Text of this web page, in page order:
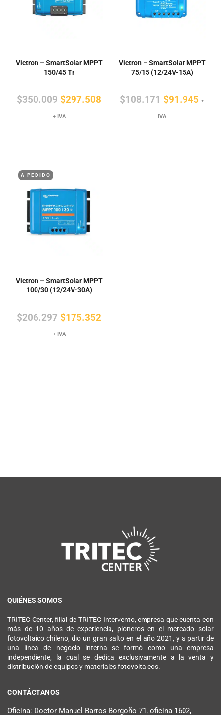
Victron – SmartSolar MPPT
150/45 Tr
$350.009 El
precio
$297.508
+ IVA
Victron – SmartSolar MPPT
75/15 (12/24V-15A)
$108.171 El
precio
$91.945 El
+
IVA
A PEDIDO
Victron – SmartSolar MPPT
100/30 (12/24V-30A)
$206.297 El
precio
$175.352El
+ IVA
QUIÉNES SOMOS
TRITEC Center, filial de TRITEC-Intervento, empresa que cuenta con
más de 10 años de experiencia, pioneros en el mercado solar
fotovoltaico chileno, dio un gran salto en el año 2021, y a partir de
una línea de negocio interna se formó como una empresa
independiente, la cual se dedica exclusivamente a la venta y
distribución de equipos y materiales fotovoltaicos.
CONTÁCTANOS
Oficina: Doctor Manuel Barros Borgoño 71, oficina 1602,